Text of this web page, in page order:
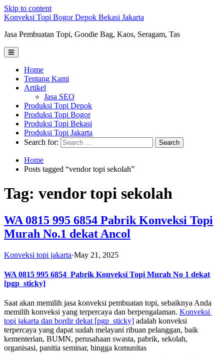
Skip to content
Konveksi Topi Bogor Depok Bekasi Jakarta
Jasa Pembuatan Topi, Goodie Bag, Kaos, Seragam, Tas
Home
Tentang Kami
Artikel
Jasa SEO
Produksi Topi Depok
Produksi Topi Bogor
Produksi Topi Bekasi
Produksi Topi Jakarta
Search for:
Home
Posts tagged “vendor topi sekolah”
Tag: vendor topi sekolah
WA 0815 995 6854 Pabrik Konveksi Topi
Murah No.1 dekat Ancol
Konveksi topi jakarta·May 21, 2025
WA 0815 995 6854 Pabrik Konveksi Topi Murah No 1 dekat
[pgp_sticky]
Saat akan memilih jasa konveksi pembuatan topi, sebaiknya Anda
memilih konveksi yang terpercaya dan berpengalaman. Konveksi
topi jakarta dan bordir dekat [pgp_sticky] adalah konveksi
terpercaya yang dapat sudah melayani ribuan pelanggan, baik
kementerian, BUMN, perusahaan swasta, pabrik, sekolah,
organisasi, panitia seminar, hingga komunitas